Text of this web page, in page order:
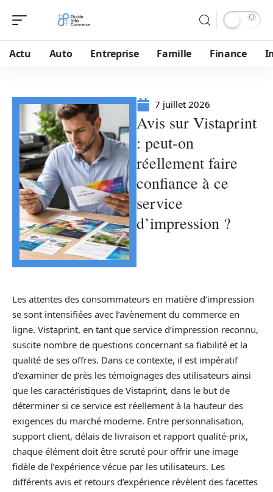
Actu Auto Entreprise Famille Finance
7 juillet 2026
Avis sur Vistaprint
: peut-on
réellement faire
confiance à ce
service
d’impression ?
Les attentes des consommateurs en matière d’impression
se sont intensifiées avec l’avènement du commerce en
ligne. Vistaprint, en tant que service d’impression reconnu,
suscite nombre de questions concernant sa fiabilité et la
qualité de ses offres. Dans ce contexte, il est impératif
d’examiner de près les témoignages des utilisateurs ainsi
que les caractéristiques de Vistaprint, dans le but de
déterminer si ce service est réellement à la hauteur des
exigences du marché moderne. Entre personnalisation,
support client, délais de livraison et rapport qualité-prix,
chaque élément doit être scruté pour offrir une image
fidèle de l’expérience vécue par les utilisateurs. Les
différents avis et retours d’expérience révèlent des facettes